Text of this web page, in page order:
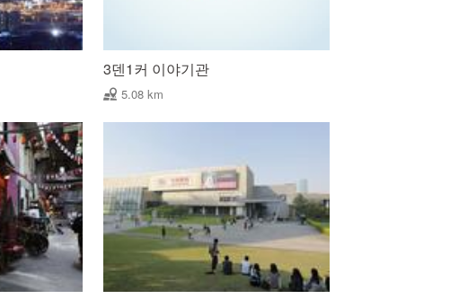
3덴1커 이야기관
5.08 km